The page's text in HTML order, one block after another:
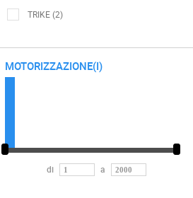
TRIKE (2)
MOTORIZZAZIONE(I)
di a